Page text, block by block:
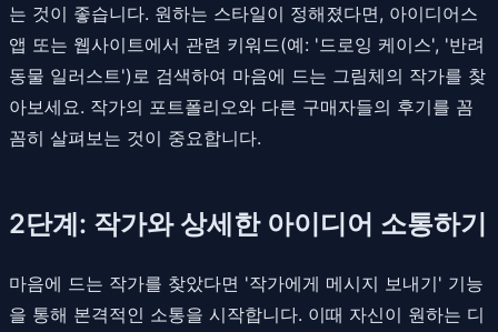
는 것이 좋습니다. 원하는 스타일이 정해졌다면, 아이디어스
앱 또는 웹사이트에서 관련 키워드(예: '드로잉 케이스', '반려
동물 일러스트')로 검색하여 마음에 드는 그림체의 작가를 찾
아보세요. 작가의 포트폴리오와 다른 구매자들의 후기를 꼼
꼼히 살펴보는 것이 중요합니다.
2단계: 작가와 상세한 아이디어 소통하기
마음에 드는 작가를 찾았다면 '작가에게 메시지 보내기' 기능
을 통해 본격적인 소통을 시작합니다. 이때 자신이 원하는 디